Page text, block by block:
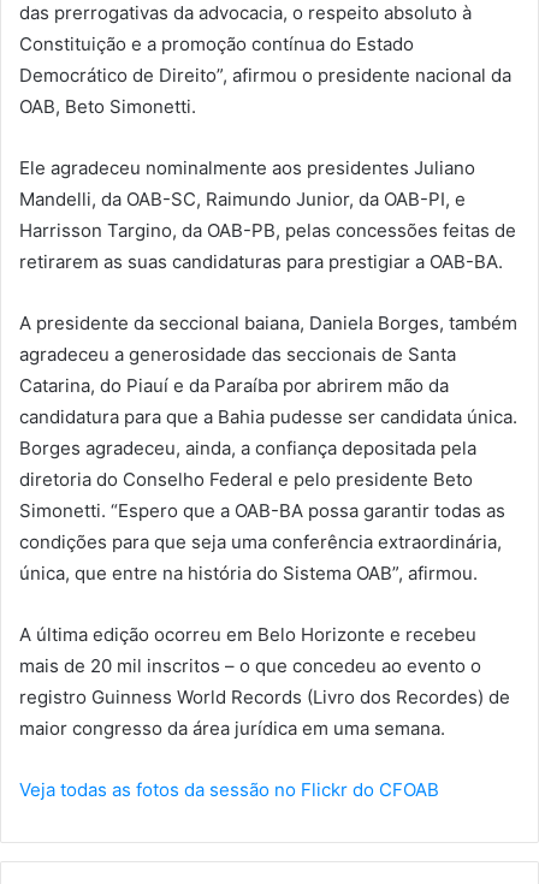
das prerrogativas da advocacia, o respeito absoluto à
Constituição e a promoção contínua do Estado
Democrático de Direito”, afirmou o presidente nacional da
OAB, Beto Simonetti.
Ele agradeceu nominalmente aos presidentes Juliano
Mandelli, da OAB-SC, Raimundo Junior, da OAB-PI, e
Harrisson Targino, da OAB-PB, pelas concessões feitas de
retirarem as suas candidaturas para prestigiar a OAB-BA.
A presidente da seccional baiana, Daniela Borges, também
agradeceu a generosidade das seccionais de Santa
Catarina, do Piauí e da Paraíba por abrirem mão da
candidatura para que a Bahia pudesse ser candidata única.
Borges agradeceu, ainda, a confiança depositada pela
diretoria do Conselho Federal e pelo presidente Beto
Simonetti. “Espero que a OAB-BA possa garantir todas as
condições para que seja uma conferência extraordinária,
única, que entre na história do Sistema OAB”, afirmou.
A última edição ocorreu em Belo Horizonte e recebeu
mais de 20 mil inscritos – o que concedeu ao evento o
registro Guinness World Records (Livro dos Recordes) de
maior congresso da área jurídica em uma semana.
Veja todas as fotos da sessão no Flickr do CFOAB